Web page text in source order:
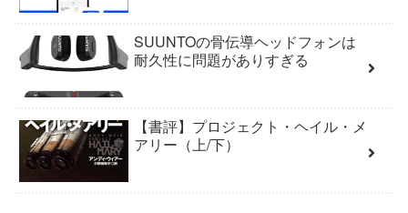
SUUNTOの骨伝導ヘッドフォンは
耐久性に問題がありすぎる
【書評】プロジェクト・ヘイル・メ
アリー（上/下）